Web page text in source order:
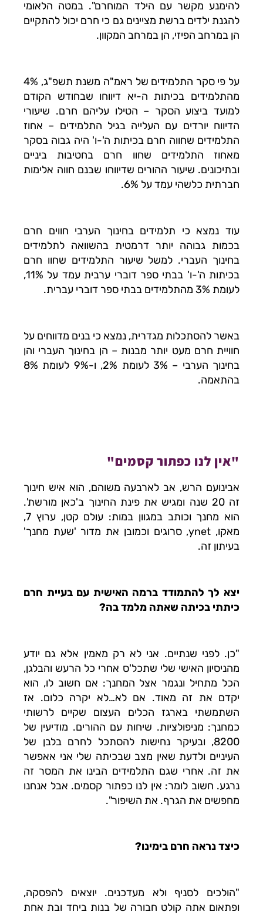
להימנע מקשר עם הילד המוחרם". במטה הלאומי
להגנת ילדים ברשת מציינים גם כי חרם יכול להתקיים
הן במרחב הפיזי, הן במרחב המקוון.
על פי סקר התלמידים של ראמ"ה משנת תשפ"ג, 4%
מהתלמידים בכיתות ה-יא דיווחו שבחודש הקודם
למועד ביצוע הסקר – הטילו עליהם חרם. שיעורי
הדיווח יורדים עם העלייה בגיל התלמידים – אחוז
התלמידים שחווה חרם בכיתות ה'-ו' היה גבוה בסקר
מאחוז התלמידים שחוו חרם בחטיבות ביניים
ובתיכונים. שיעור ההורים שדיווחו שבנם חווה אלימות
חברתית כלשהי עמד על 6%.
עוד נמצא כי תלמידים בחינוך הערבי חווים חרם
בכמות גבוהה יותר דרמטית בהשוואה לתלמידים
בחינוך העברי. למשל שיעור התלמידים שחוו חרם
בכיתות ה'-ו' בבתי ספר דוברי ערבית עמד על 11%,
לעומת 3% מהתלמידים בבתי ספר דוברי עברית.
באשר להסתכלות מגדרית, נמצא כי בנים מדווחים על
חוויית חרם מעט יותר מבנות – הן בחינוך העברי והן
בחינוך הערבי – 3% לעומת 2%, ו-9% לעומת 8%
בהתאמה.
"אין לנו כפתור קסמים"
אבינועם הרש, אב לארבעה משוהם, הוא איש חינוך
זה 20 שנה ומגיש את פינת החינוך ב'כאן מורשת'.
הוא מחנך וכותב במגוון במות: עולם קטן, ערוץ 7,
מאקו, ynet, סרוגים וכמובן את מדור 'שעת מחנך'
בעיתון זה.
יצא לך להתמודד ברמה האישית עם בעיית חרם
כיתתי בכיתה שאתה מלמד בה?
"כן. לפני שנתיים. אני לא רק מאמין אלא גם יודע
מהניסיון האישי שלי שתכל'ס אחרי כל הרעש והבלגן,
הכל מתחיל ונגמר אצל המחנך: אם חשוב לו, הוא
יקדם את זה מאוד. אם לא…לא יקרה כלום. אז
השתמשתי בארגז הכלים העצום שקיים לרשותי
כמחנך: מניפולציות. שיחות עם ההורים. מודיעין של
8200, ובעיקר נחישות להסתכל לחרם בלבן של
העיניים ולדעת שאין מצב שבכיתה שלי אני אאפשר
את זה. אחרי שגם התלמידים הבינו את המסר זה
נרגע. חשוב לומר: אין לנו כפתור קסמים. אבל אנחנו
מחפשים את הגרף. את השיפור".
כיצד נראה חרם בימינו?
"הולכים לסניף ולא מעדכנים. יוצאים להפסקה,
ופתאום אתה קולט חבורה של בנות ביחד ובת אחת